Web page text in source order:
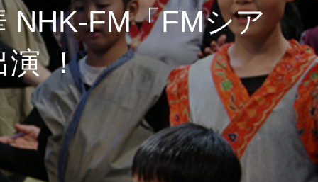
NHK-FM「FMシア
演 ！